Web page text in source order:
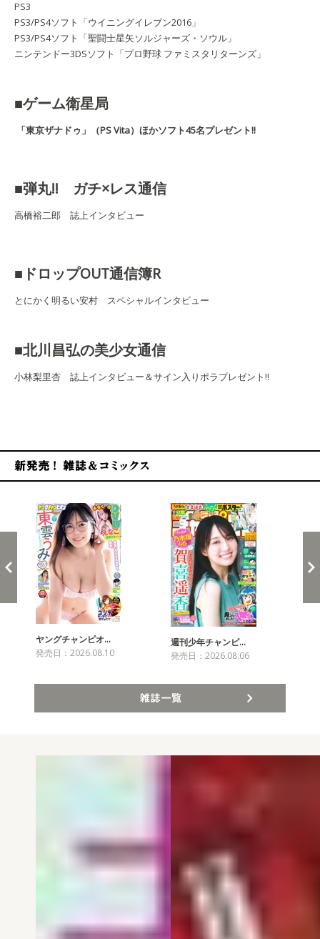
PS3
PS3/PS4ソフト「ウイニングイレブン2016」
PS3/PS4ソフト「聖闘士星矢ソルジャーズ・ソウル」
ニンテンドー3DSソフト「プロ野球 ファミスタリターンズ 」
■ゲーム衛星局
「東京ザナドゥ」（PS Vita）ほかソフト45名プレゼント!!
■弾丸!! ガチ×レス通信
高橋裕二郎 誌上インタビュー
■ドロップOUT通信簿R
とにかく明るい安村 スペシャルインタビュー
■北川昌弘の美少女通信
小林梨里杏 誌上インタビュー＆サイン入りポラプレゼント!!
ヤングチャンピオ…
発売日：2026.08.10
週刊少年チャンピ…
発売日：2026.08.06